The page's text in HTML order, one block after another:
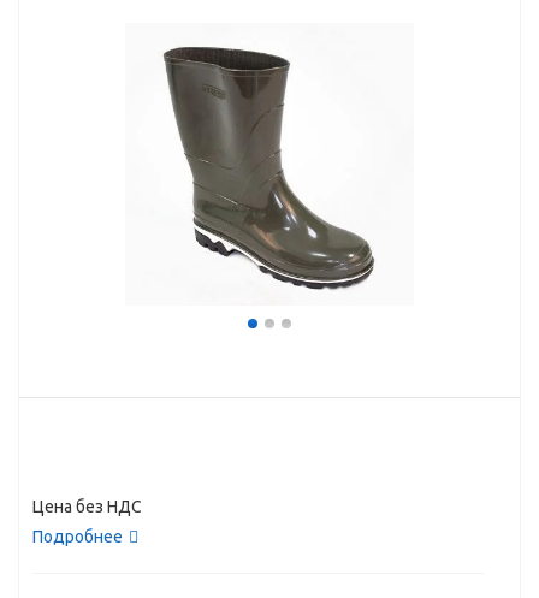
Цена без НДС
Подробнее